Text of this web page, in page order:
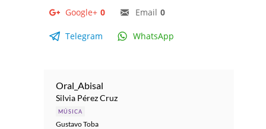
Google+ 0 Email 0
Telegram WhatsApp
Oral_Abisal
Silvia Pérez Cruz
MÚSICA
Gustavo Toba